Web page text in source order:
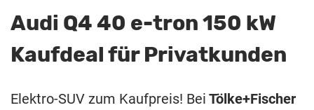
Audi Q4 40 e-tron 150 kW
Kaufdeal für Privatkunden
Elektro-SUV zum Kaufpreis! Bei Tölke+Fischer